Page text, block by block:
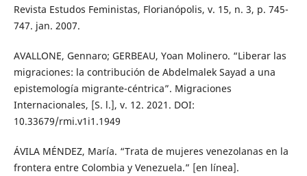
Revista Estudos Feministas, Florianópolis, v. 15, n. 3, p. 745-
747. jan. 2007.
AVALLONE, Gennaro; GERBEAU, Yoan Molinero. “Liberar las
migraciones: la contribución de Abdelmalek Sayad a una
epistemología migrante-céntrica”. Migraciones
Internacionales, [S. l.], v. 12. 2021. DOI:
10.33679/rmi.v1i1.1949
ÁVILA MÉNDEZ, María. “Trata de mujeres venezolanas en la
frontera entre Colombia y Venezuela.” [en línea].